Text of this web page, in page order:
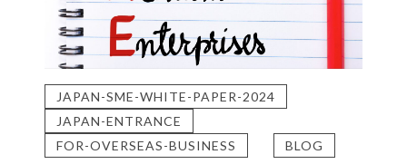
JAPAN-SME-WHITE-PAPER-2024
JAPAN-ENTRANCE
FOR-OVERSEAS-BUSINESS
BLOG